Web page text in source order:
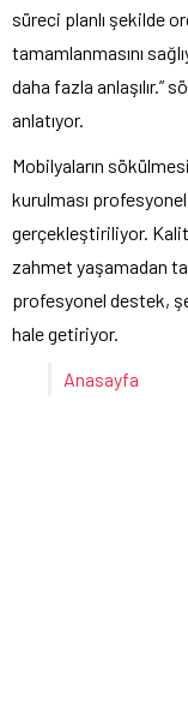
süreci planlı şekilde
tamamlanmasını
daha fazla anlaşılır.”
anlatıyor.
Mobilyaların
kurulması
gerçekleştiriliyor.
zahmet yaşamadan
profesyonel destek,
hale getiriyor.
Anasayfa